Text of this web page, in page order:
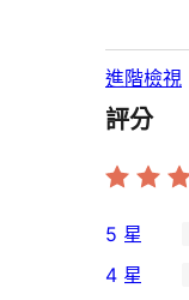
進階檢視
評分
22
個
5 星
4 星